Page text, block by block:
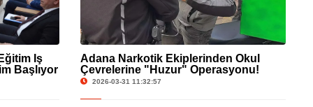
İş
Başlıyor
Adana Narkotik Ekiplerinden Okul
Çevrelerine "Huzur" Operasyonu!
2026-03-31 11:32:57